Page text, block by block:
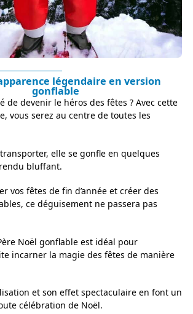
légendaire en version
gonflable
de devenir le héros des fêtes ? Avec cette
vous serez au centre de toutes les
elle se gonfle en quelques
bluffant.
vos fêtes de fin d’année et créer des
ce déguisement ne passera pas
Noël gonflable est idéal pour
incarner la magie des fêtes de manière
et son effet spectaculaire en font un
célébration de Noël.